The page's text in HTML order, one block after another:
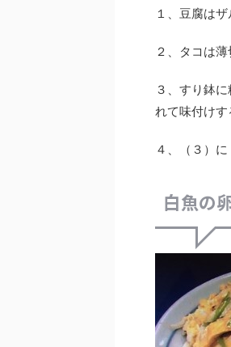
１、豆腐は
２、タコは薄
３、すり鉢
れて味付けす
４、（３）に
白魚の